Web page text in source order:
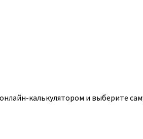
калькулятором и выберите